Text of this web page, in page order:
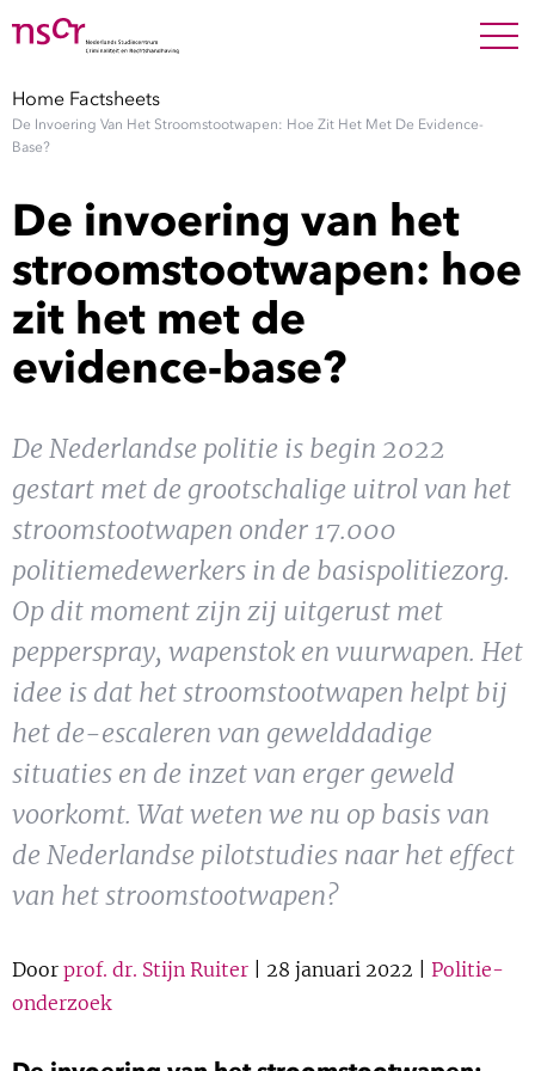
Medewerkers
Factsheets
Publicaties
Contact Show
Uitgelicht
BLOG
Podcast
Home Factsheets
De Invoering Van Het Stroomstootwapen: Hoe Zit Het Met De Evidence-
Base?
De invoering van het
stroomstootwapen: hoe
zit het met de
evidence-base?
De Nederlandse politie is begin 2022
gestart met de grootschalige uitrol van het
stroomstootwapen onder 17.000
politiemedewerkers in de basispolitiezorg.
Op dit moment zijn zij uitgerust met
pepperspray, wapenstok en vuurwapen. Het
idee is dat het stroomstootwapen helpt bij
het de-escaleren van gewelddadige
situaties en de inzet van erger geweld
voorkomt. Wat weten we nu op basis van
de Nederlandse pilotstudies naar het effect
van het stroomstootwapen?
Door prof. dr. Stijn Ruiter | 28 januari 2022 | Politie-
onderzoek